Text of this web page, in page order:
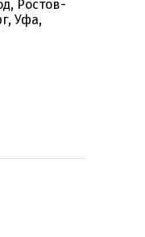
Ростов-
Уфа,